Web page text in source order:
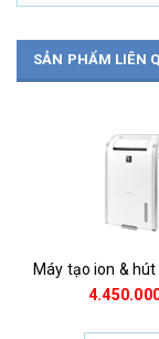
SẢN PHẨM LIÊN